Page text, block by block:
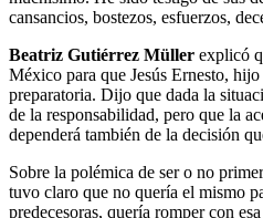
cansancios, bostezos, esfuerzos,
Beatriz Gutiérrez Müller explicó
México para que Jesús Ernesto, hijo
preparatoria. Dijo que dada la
de la responsabilidad, pero que la
dependerá también de la decisión
Sobre la polémica de ser o no
tuvo claro que no quería el mismo
predecesoras, quería romper con